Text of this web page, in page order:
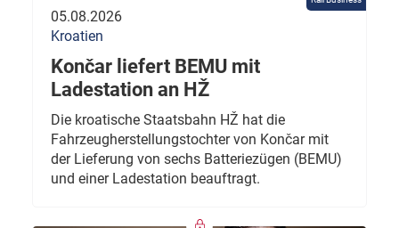
05.08.2026
Kroatien
Končar liefert BEMU mit
Ladestation an HŽ
Die kroatische Staatsbahn HŽ hat die
Fahrzeugherstellungstochter von Končar mit
der Lieferung von sechs Batteriezügen (BEMU)
und einer Ladestation beauftragt.